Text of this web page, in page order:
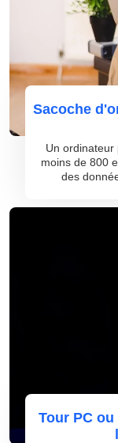
Sacoche
Un
moins de 800
des
Tour PC